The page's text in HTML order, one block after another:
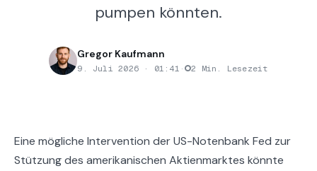
pumpen könnten.
Gregor Kaufmann
9. Juli 2026 · 01:41 · 2 Min. Lesezeit
Eine mögliche Intervention der US-Notenbank Fed zur
Stützung des amerikanischen Aktienmarktes könnte